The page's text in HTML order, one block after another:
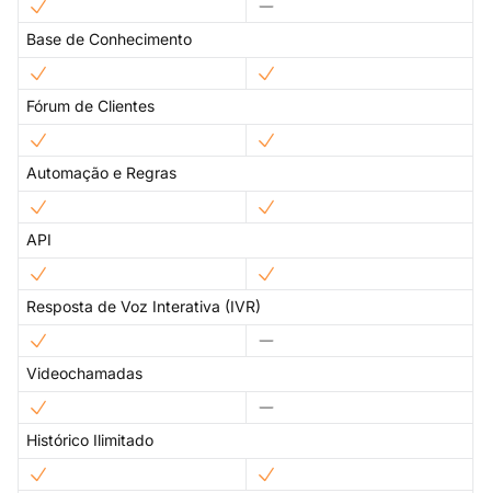
Base de Conhecimento
Fórum de Clientes
Automação e Regras
API
Resposta de Voz Interativa (IVR)
Videochamadas
Histórico Ilimitado